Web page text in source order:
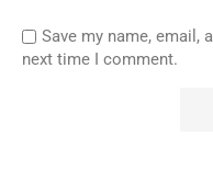
Save my name, email,
next time I comment.